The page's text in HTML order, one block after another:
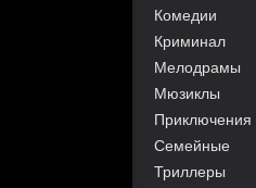
Комедии
Криминал
Мелодрамы
Мюзиклы
Приключения
Семейные
Триллеры